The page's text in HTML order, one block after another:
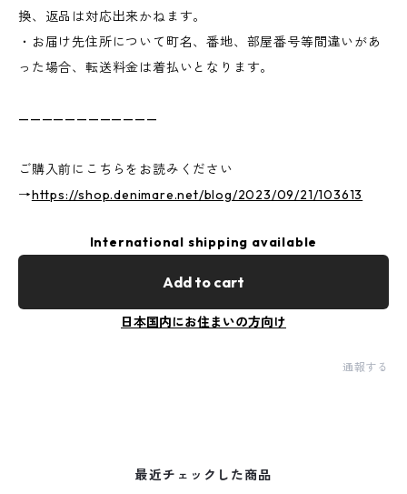
換、返品は対応出来かねます。
・お届け先住所について町名、番地、部屋番号等間違いがあ
った場合、転送料金は着払いとなります。
————————————
ご購入前にこちらをお読みください
→https://shop.denimare.net/blog/2023/09/21/103613
International shipping available
Add to cart
日本国内にお住まいの方向け
通報する
最近チェックした商品